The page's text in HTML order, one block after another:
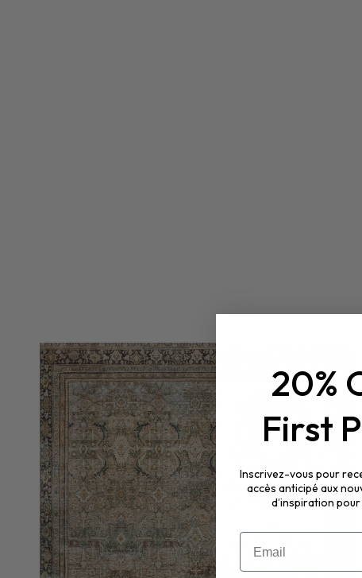
20%
First
Inscrivez-vous pour
accès anticipé aux
d’inspiration
Email